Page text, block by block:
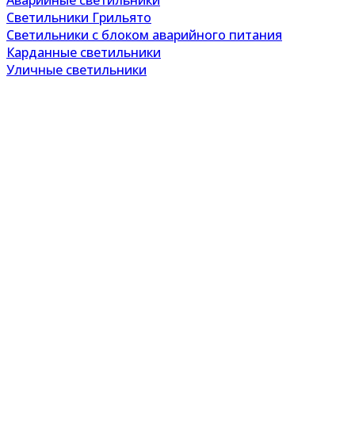
Светильники Грильято
Светильники с блоком аварийного питания
Карданные светильники
Уличные светильники